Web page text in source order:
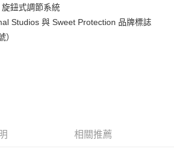
含以上)免運費
含以上)免運費
含以上)免運費
鈕式調節系統
Studios 與 Sweet Protection 品牌標誌
）
相關推薦